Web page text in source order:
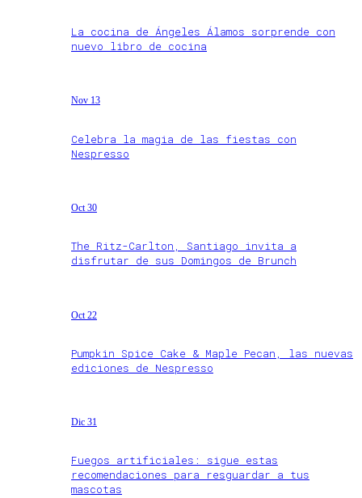
La cocina de Ángeles Álamos sorprende con
nuevo libro de cocina
Nov 13
Celebra la magia de las fiestas con
Nespresso
Oct 30
The Ritz-Carlton, Santiago invita a
disfrutar de sus Domingos de Brunch
Oct 22
Pumpkin Spice Cake & Maple Pecan, las nuevas
ediciones de Nespresso
Dic 31
Fuegos artificiales: sigue estas
recomendaciones para resguardar a tus
mascotas